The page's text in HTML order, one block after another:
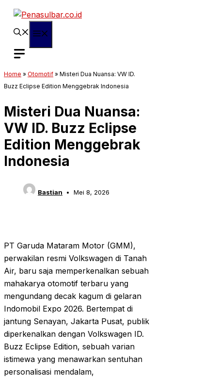
Langsung
Home » Otomotif » Misteri Dua Nuansa: VW ID.
Buzz Eclipse Edition Menggebrak Indonesia
Misteri Dua Nuansa:
VW ID. Buzz Eclipse
Edition Menggebrak
Indonesia
Bastian Mei 8, 2026
PT Garuda Mataram Motor (GMM),
perwakilan resmi Volkswagen di Tanah
Air, baru saja memperkenalkan sebuah
mahakarya otomotif terbaru yang
mengundang decak kagum di gelaran
Indomobil Expo 2026. Bertempat di
jantung Senayan, Jakarta Pusat, publik
diperkenalkan dengan Volkswagen ID.
Buzz Eclipse Edition, sebuah varian
istimewa yang menawarkan sentuhan
personalisasi mendalam,